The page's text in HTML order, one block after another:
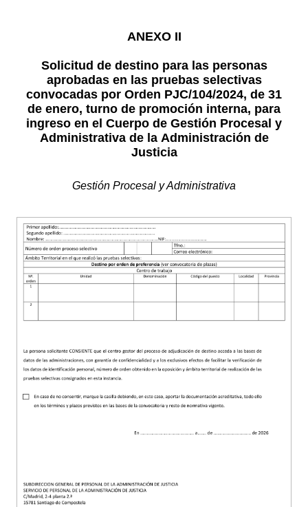
ANEXO II
Solicitud de destino para las personas
aprobadas en las pruebas selectivas
convocadas por Orden PJC/104/2024, de 31
de enero, turno de promoción interna, para
ingreso en el Cuerpo de Gestión Procesal y
Administrativa de la Administración de
Justicia
Gestión Procesal y Administrativa